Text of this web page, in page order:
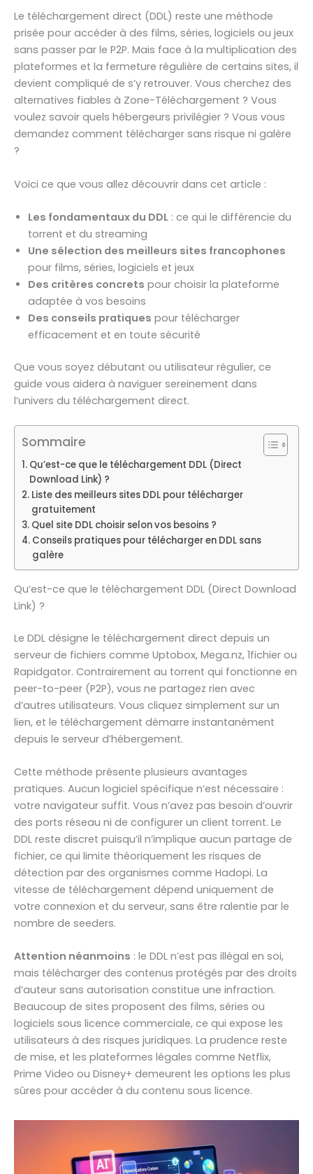
Le téléchargement direct (DDL) reste une méthode
prisée pour accéder à des films, séries, logiciels ou jeux
sans passer par le P2P. Mais face à la multiplication des
plateformes et la fermeture régulière de certains sites, il
devient compliqué de s’y retrouver. Vous cherchez des
alternatives fiables à Zone-Téléchargement ? Vous
voulez savoir quels hébergeurs privilégier ? Vous vous
demandez comment télécharger sans risque ni galère
?
Voici ce que vous allez découvrir dans cet article :
Les fondamentaux du DDL : ce qui le différencie du
torrent et du streaming
Une sélection des meilleurs sites francophones
pour films, séries, logiciels et jeux
Des critères concrets pour choisir la plateforme
adaptée à vos besoins
Des conseils pratiques pour télécharger
efficacement et en toute sécurité
Que vous soyez débutant ou utilisateur régulier, ce
guide vous aidera à naviguer sereinement dans
l’univers du téléchargement direct.
Sommaire
Qu’est-ce que le téléchargement DDL (Direct
Download Link) ?
Liste des meilleurs sites DDL pour télécharger
gratuitement
Quel site DDL choisir selon vos besoins ?
Conseils pratiques pour télécharger en DDL sans
galère
Qu’est-ce que le téléchargement DDL (Direct Download
Link) ?
Le DDL désigne le téléchargement direct depuis un
serveur de fichiers comme Uptobox, Mega.nz, 1fichier ou
Rapidgator. Contrairement au torrent qui fonctionne en
peer-to-peer (P2P), vous ne partagez rien avec
d’autres utilisateurs. Vous cliquez simplement sur un
lien, et le téléchargement démarre instantanément
depuis le serveur d’hébergement.
Cette méthode présente plusieurs avantages
pratiques. Aucun logiciel spécifique n’est nécessaire :
votre navigateur suffit. Vous n’avez pas besoin d’ouvrir
des ports réseau ni de configurer un client torrent. Le
DDL reste discret puisqu’il n’implique aucun partage de
fichier, ce qui limite théoriquement les risques de
détection par des organismes comme Hadopi. La
vitesse de téléchargement dépend uniquement de
votre connexion et du serveur, sans être ralentie par le
nombre de seeders.
Attention néanmoins : le DDL n’est pas illégal en soi,
mais télécharger des contenus protégés par des droits
d’auteur sans autorisation constitue une infraction.
Beaucoup de sites proposent des films, séries ou
logiciels sous licence commerciale, ce qui expose les
utilisateurs à des risques juridiques. La prudence reste
de mise, et les plateformes légales comme Netflix,
Prime Video ou Disney+ demeurent les options les plus
sûres pour accéder à du contenu sous licence.